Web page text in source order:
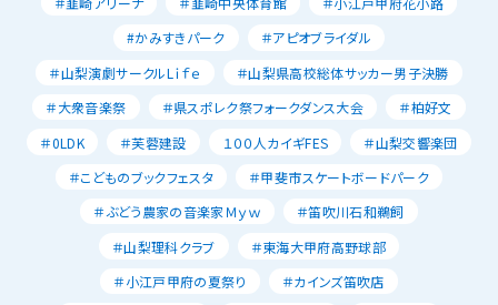
#かみすきパーク
＃アピオブライダル
＃山梨演劇サークルLｉｆｅ
＃山梨県高校総体サッカー男子決勝
＃大衆音楽祭
＃県スポレク祭フォークダンス大会
＃柏好文
＃0LDK
＃芙蓉建設 １００人カイギFES
＃山梨交響楽団
＃こどものブックフェスタ
＃甲斐市スケートボードパーク
＃ぶどう農家の音楽家Ｍｙｗ
＃笛吹川石和鵜飼
＃山梨理科クラブ
＃東海大甲府高野球部
＃小江戸甲府の夏祭り
＃カインズ笛吹店